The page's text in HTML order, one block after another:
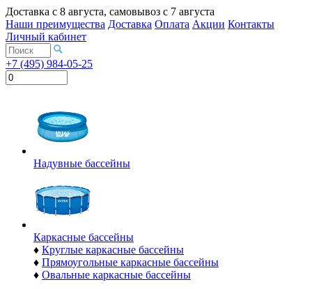
Доставка с 8 августа, самовывоз с 7 августа
Наши преимущества Доставка Оплата Акции Контакты
Личный кабинет
+7 (495) 984-05-25
Надувные бассейны
Каркасные бассейны
♦ Круглые каркасные бассейны
♦ Прямоугольные каркасные бассейны
♦ Овальные каркасные бассейны